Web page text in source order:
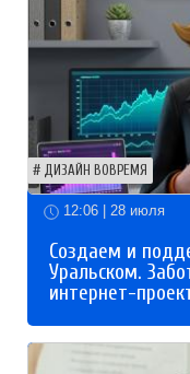
ДИЗАЙН ВОВРЕМЯ
12:06 | 28 июля
Создаем и
Уральском.
интернет-